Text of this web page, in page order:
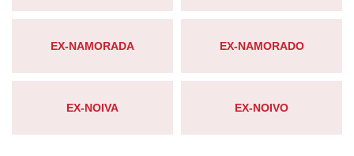
antigo amor. Para ajudar àqueles que estão nessa
EX-NAMORADA EX-NAMORADO
EX-NOIVA EX-NOIVO